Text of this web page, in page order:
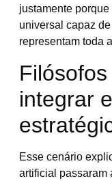
justamente
universal capaz
representam toda
integrar
Esse cenário
artificial passaram